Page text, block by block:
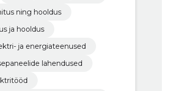
ning hooldus
ja hooldus
ja energiateenused
lahendused